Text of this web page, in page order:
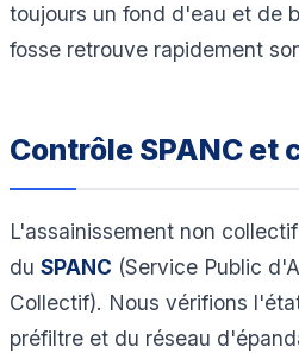
toujours un fond d'eau et de
fosse retrouve rapidement
Contrôle SPANC et
L'assainissement non
du SPANC (Service Public
Collectif). Nous vérifions
préfiltre et du réseau